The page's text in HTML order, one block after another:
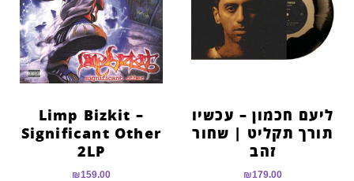
ליעם חכמון – עכשיו
תורך תקליט | שחור
זהב
₪179.00
Limp Bizkit –
Significant Other
2LP
₪159.00